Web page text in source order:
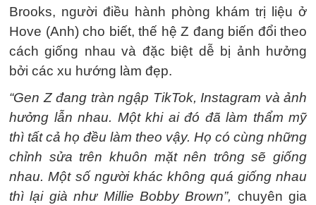
Brooks, người điều hành phòng khám trị liệu ở
Hove (Anh) cho biết, thế hệ Z đang biến đổi theo
cách giống nhau và đặc biệt dễ bị ảnh hưởng
bởi các xu hướng làm đẹp.
“Gen Z đang tràn ngập TikTok, Instagram và ảnh
hưởng lẫn nhau. Một khi ai đó đã làm thẩm mỹ
thì tất cả họ đều làm theo vậy. Họ có cùng những
chỉnh sửa trên khuôn mặt nên trông sẽ giống
nhau. Một số người khác không quá giống nhau
thì lại già như Millie Bobby Brown”, chuyên gia